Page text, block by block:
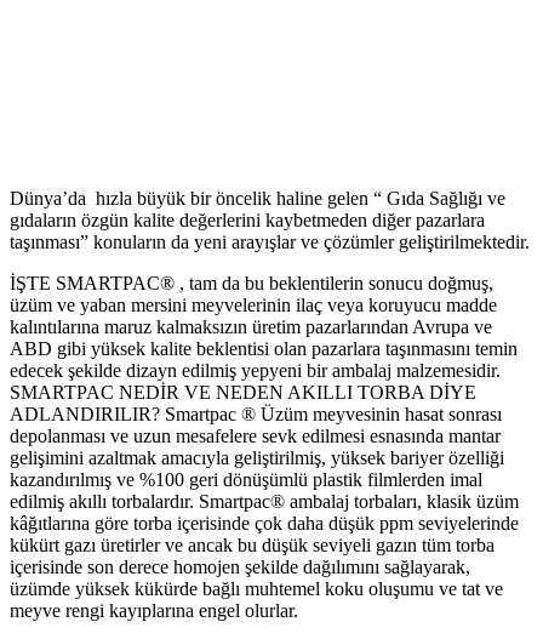
Dünya’da hızla büyük bir öncelik haline gelen “ Gıda Sağlığı ve
gıdaların özgün kalite değerlerini kaybetmeden diğer pazarlara
taşınması” konuların da yeni arayışlar ve çözümler geliştirilmektedir.
İŞTE SMARTPAC® , tam da bu beklentilerin sonucu doğmuş,
üzüm ve yaban mersini meyvelerinin ilaç veya koruyucu madde
kalıntılarına maruz kalmaksızın üretim pazarlarından Avrupa ve
ABD gibi yüksek kalite beklentisi olan pazarlara taşınmasını temin
edecek şekilde dizayn edilmiş yepyeni bir ambalaj malzemesidir.
SMARTPAC NEDİR VE NEDEN AKILLI TORBA DİYE
ADLANDIRILIR? Smartpac ® Üzüm meyvesinin hasat sonrası
depolanması ve uzun mesafelere sevk edilmesi esnasında mantar
gelişimini azaltmak amacıyla geliştirilmiş, yüksek bariyer özelliği
kazandırılmış ve %100 geri dönüşümlü plastik filmlerden imal
edilmiş akıllı torbalardır. Smartpac® ambalaj torbaları, klasik üzüm
kâğıtlarına göre torba içerisinde çok daha düşük ppm seviyelerinde
kükürt gazı üretirler ve ancak bu düşük seviyeli gazın tüm torba
içerisinde son derece homojen şekilde dağılımını sağlayarak,
üzümde yüksek kükürde bağlı muhtemel koku oluşumu ve tat ve
meyve rengi kayıplarına engel olurlar.